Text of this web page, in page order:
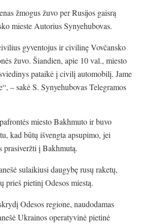
žmogus žuvo per Rusijos gaisrą
mieste Autorius Synyehubovas.
gyventojus ir civilinę Vovčansko
žuvo. Šiandien, apie 10 val., miesto
pataikė į civilį automobilį. Jame
– sakė S. Synyehubovas Telegramos
miesto Bakhmuto ir buvo
kad būtų išvengta apsupimo, jei
prasiveržti į Bakhmutą.
sulaikiusi daugybę rusų raketų,
prieš pietinį Odesos miestą.
Odesos regione, naudodamas
Ukrainos operatyvinė pietinė